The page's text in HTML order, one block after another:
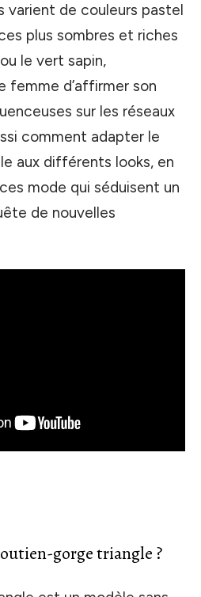
varient de couleurs pastel
plus sombres et riches
le vert sapin,
femme d’affirmer son
sur les réseaux
comment adapter le
aux différents looks, en
mode qui séduisent un
de nouvelles
gorge triangle ?